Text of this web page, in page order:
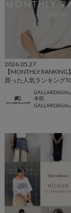
2026.05.27
【MONTHLY
買った人気ランキング
本部